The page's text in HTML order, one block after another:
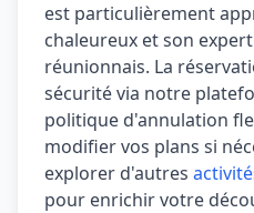
est particulièrement
chaleureux et son
réunionnais. La
sécurité via notre
politique d'annulation
modifier vos plans si
explorer d'autres
pour enrichir votre